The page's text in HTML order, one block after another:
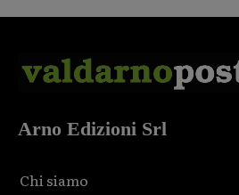
Arno Edizioni Srl
Chi siamo